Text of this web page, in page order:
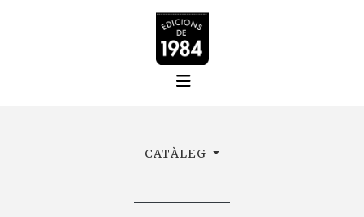
CATÀLEG